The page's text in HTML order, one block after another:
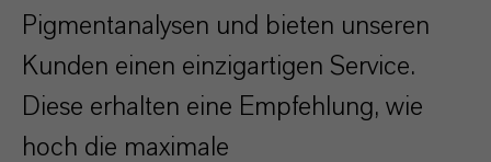
Pigmentanalysen und bieten unseren
Kunden einen einzigartigen Service.
Diese erhalten eine Empfehlung, wie
hoch die maximale